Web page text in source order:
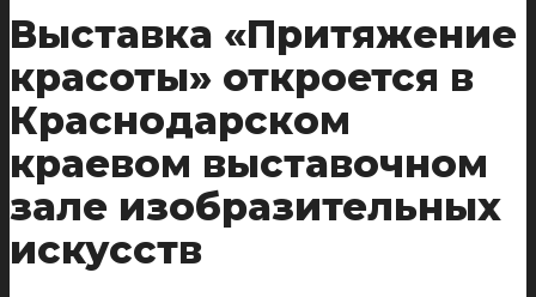
Выставка «Притяжение
красоты» откроется в
Краснодарском
краевом выставочном
зале изобразительных
искусств